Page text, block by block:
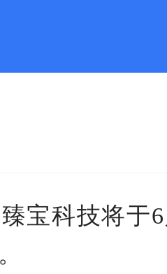
宝科技将于